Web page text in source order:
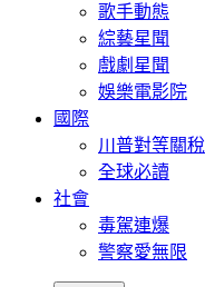
歌手動態
綜藝星聞
戲劇星聞
娛樂電影院
國際
川普對等關稅
全球必讀
社會
毒駕連爆
警察愛無限